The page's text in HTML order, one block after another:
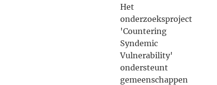
Het
onderzoeksproject
'Countering
Syndemic
Vulnerability'
ondersteunt
gemeenschappen